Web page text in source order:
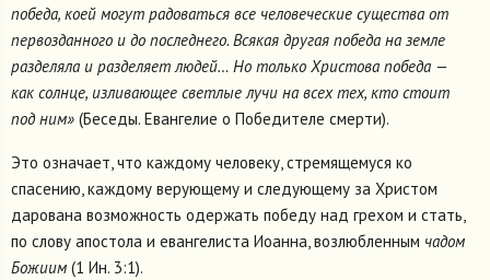
победа, коей могут радоваться все человеческие существа от
первозданного и до последнего. Всякая другая победа на земле
разделяла и разделяет людей… Но только Христова победа —
как солнце, изливающее светлые лучи на всех тех, кто стоит
под ним» (Беседы. Евангелие о Победителе смерти).
Это означает, что каждому человеку, стремящемуся ко
спасению, каждому верующему и следующему за Христом
дарована возможность одержать победу над грехом и стать,
по слову апостола и евангелиста Иоанна, возлюбленным чадом
Божиим (1 Ин. 3:1).